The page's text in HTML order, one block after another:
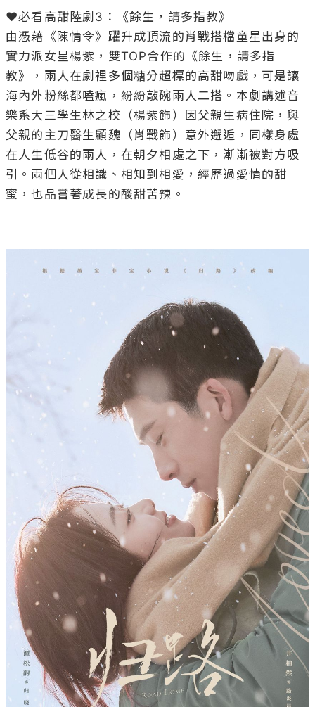
❤️必看高甜陸劇3：《餘生，請多指教》
由憑藉《陳情令》躍升成頂流的肖戰搭檔童星出身的
實力派女星楊紫，雙TOP合作的《餘生，請多指
教》，兩人在劇裡多個糖分超標的高甜吻戲，可是讓
海內外粉絲都嗑瘋，紛紛敲碗兩人二搭。本劇講述音
樂系大三學生林之校（楊紫飾）因父親生病住院，與
父親的主刀醫生顧魏（肖戰飾）意外邂逅，同樣身處
在人生低谷的兩人，在朝夕相處之下，漸漸被對方吸
引。兩個人從相識、相知到相愛，經歷過愛情的甜
蜜，也品嘗著成長的酸甜苦辣。